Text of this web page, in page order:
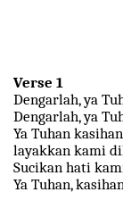
Verse 1
Dengarlah, ya
Dengarlah, ya
Ya Tuhan
layakkan kami
Sucikan hati
Ya Tuhan,